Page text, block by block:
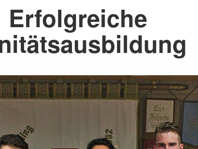
Erfolgreiche